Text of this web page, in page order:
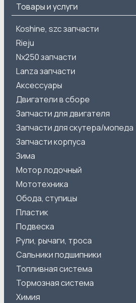
Товары и услуги
Koshine, szc запчасти
Rieju
Nx250 запчасти
Lanza запчасти
Аксессуары
Двигатели в сборе
Запчасти для двигателя
Запчасти для скутера/мопеда
Запчасти корпуса
Зима
Мотор лодочный
Мототехника
Обода, ступицы
Пластик
Подвеска
Рули, рычаги, троса
Сальники подшипники
Топливная система
Тормозная система
Химия